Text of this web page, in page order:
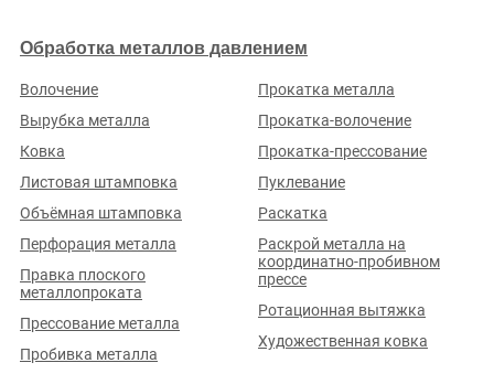
Обработка металлов давлением
Волочение
Вырубка металла
Ковка
Листовая штамповка
Объёмная штамповка
Перфорация металла
Правка плоского
металлопроката
Прессование металла
Пробивка металла
Прокатка металла
Прокатка-волочение
Прокатка-прессование
Пуклевание
Раскатка
Раскрой металла на
координатно-пробивном
прессе
Ротационная вытяжка
Художественная ковка
Что нужно сделать?
Это бесплатно и займет всего пару минут
Разместить заказ